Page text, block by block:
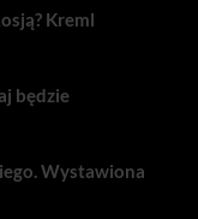
Kreml
będzie
Wystawiona